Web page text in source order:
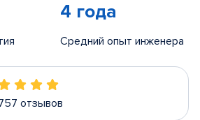
4 года
Средний опыт инженера
отзывов